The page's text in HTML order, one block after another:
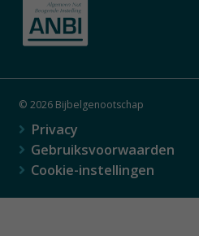
© 2026 Bijbelgenootschap
Privacy
Gebruiksvoorwaarden
Cookie-instellingen